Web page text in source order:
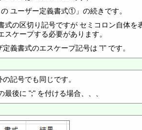
ユーザー定義書式①」の続きです。
式の区切り記号ですが セミコロン自体を
スケープする必要があります。
義書式のエスケープ記号は "!" です。
記号でも同じです。
最後に ";" を付ける場合、、、